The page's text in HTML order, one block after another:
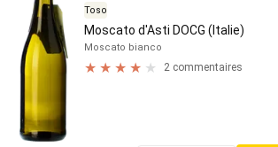
Toso
Moscato d'Asti DOCG (Italie)
Moscato bianco
2 commentaires